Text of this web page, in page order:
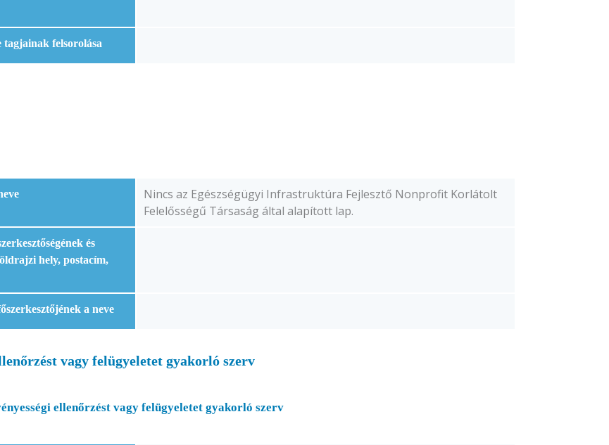
tagjainak felsorolása
Nincs az Egészségügyi Infrastruktúra Fejlesztő Nonprofit Korlátolt
Felelősségű Társaság által alapított lap.
és
hely, postacím,
a neve
vagy felügyeletet gyakorló szerv
ellenőrzést vagy felügyeletet gyakorló szerv